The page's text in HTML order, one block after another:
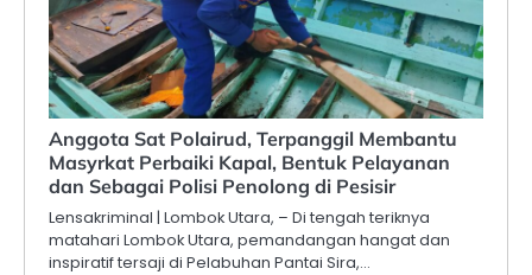
Anggota Sat Polairud, Terpanggil Membantu
Masyrkat Perbaiki Kapal, Bentuk Pelayanan
dan Sebagai Polisi Penolong di Pesisir
Lensakriminal | ​Lombok Utara, – Di tengah teriknya
matahari Lombok Utara, pemandangan hangat dan
inspiratif tersaji di Pelabuhan Pantai Sira,…